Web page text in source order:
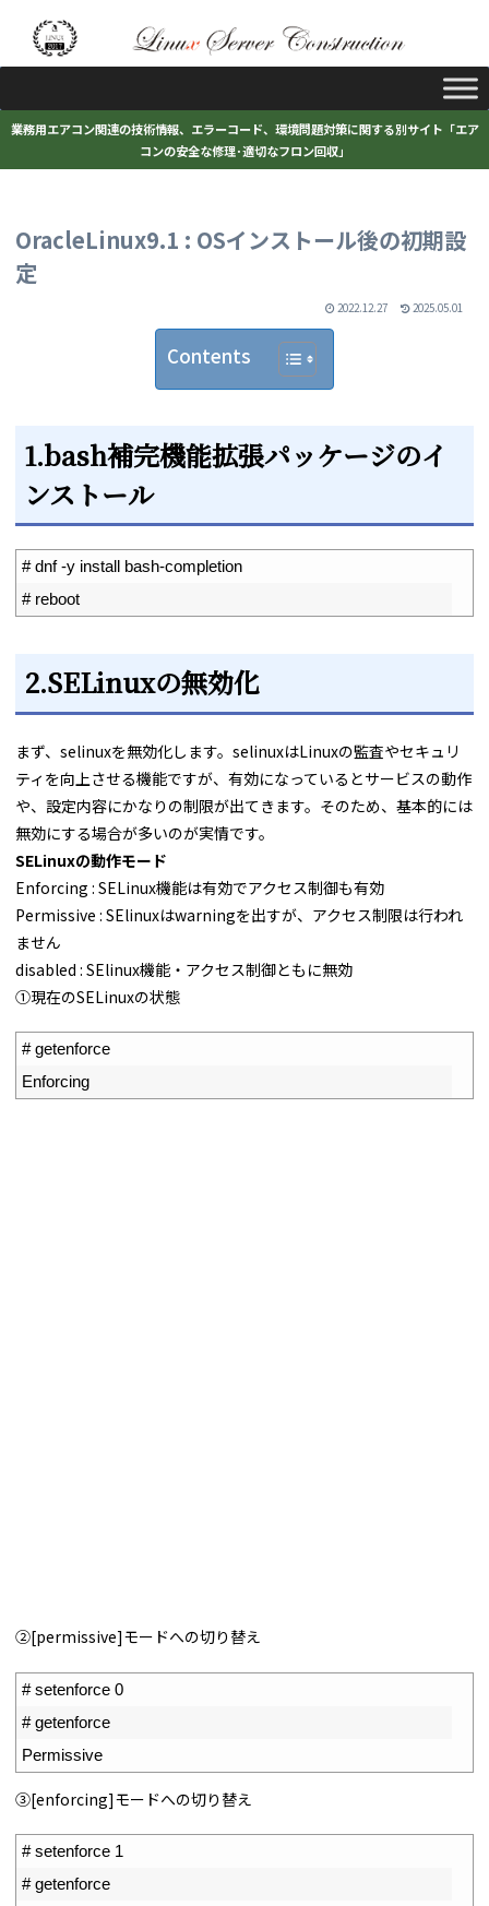
業務用エアコン関連の技術情報、エラーコード、環境問題対策に関する別サイト「エア
コンの安全な修理･適切なフロン回収」
OracleLinux9.1 : OSインストール後の初期設
定
2022.12.27 2025.05.01
Contents
1.bash補完機能拡張パッケージのイ
ンストール
# dnf -y install bash-completion
# reboot
2.SELinuxの無効化
まず、selinuxを無効化します。selinuxはLinuxの監査やセキュリ
ティを向上させる機能ですが、有効になっているとサービスの動作
や、設定内容にかなりの制限が出てきます。そのため、基本的には
無効にする場合が多いのが実情です。
SELinuxの動作モード
Enforcing : SELinux機能は有効でアクセス制御も有効
Permissive : SElinuxはwarningを出すが、アクセス制限は行われ
ません
disabled : SElinux機能・アクセス制御ともに無効
①現在のSELinuxの状態
# getenforce
Enforcing
②[permissive]モードへの切り替え
# setenforce 0
# getenforce
Permissive
③[enforcing]モードへの切り替え
# setenforce 1
# getenforce